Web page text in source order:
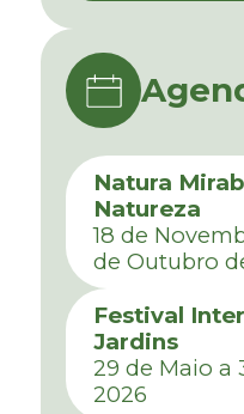
Natura
Natureza
18 de
de Outubro
Festival
Jardins
29 de Maio a
2026